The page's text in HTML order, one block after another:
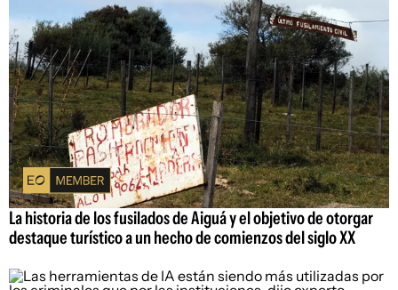
La historia de los fusilados de Aiguá y el objetivo de otorgar
destaque turístico a un hecho de comienzos del siglo XX